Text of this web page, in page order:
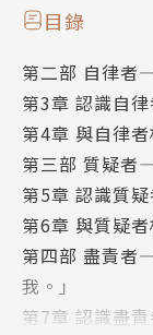
「為什麼我總
只要了解自我
他人的方法，
讓生活更輕鬆！
葛瑞琴．魯賓
案》、《待在
《烏托邦的日
過親身實踐與
目錄
第二部 自律者
第3章 認識自律
第4章 與自律
第三部 質疑者
第5章 認識質疑
第6章 與質疑
第四部 盡責者
我。」
第7章 認識盡責